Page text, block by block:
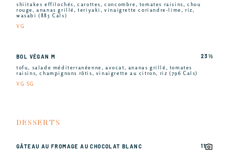
shiitakes effilochés, carottes, concombre, tomates raisins, chou
rouge, ananas grillé, teriyaki, vinaigrette coriandre-lime, riz,
wasabi (885 Cals)
VG
BOL VÉGAN M
tofu, salade méditerranéenne, avocat, ananas grillé, tomates
raisins, champignons rôtis, vinaigrette au citron, riz (796 Cals)
VG SG
23 ½
DESSERTS
GÂTEAU AU FROMAGE AU CHOCOLAT BLANC 11